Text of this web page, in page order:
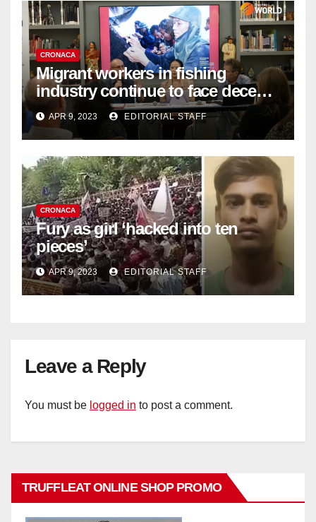
CRONACA
Migrant workers in fishing
industry continue to face decent
work deficit
APR 9, 2023 EDITORIAL STAFF
CRONACA
Fury as girl ‘hacked into ten
pieces’
APR 9, 2023 EDITORIAL STAFF
Leave a Reply
You must be logged in to post a comment.
TRUFFLEAT ONLINE SHOP PROMO